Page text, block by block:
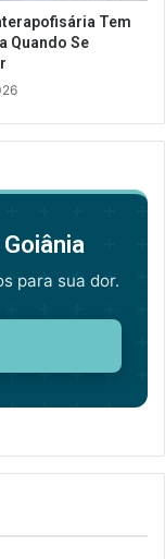
Tem
Quando Se
para sua dor.